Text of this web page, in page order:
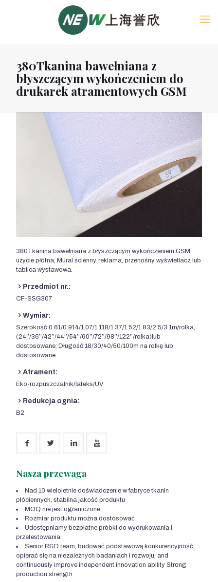
380Tkanina bawełniana z
błyszczącym wykończeniem do
drukarek atramentowych GSM
380Tkanina bawełniana z błyszczącym wykończeniem GSM,
użycie płótna, Mural ścienny, reklama, przenośny wyświetlacz lub
tablica wystawowa.
Przedmiot nr.:
CF-SSG307
Wymiar:
Szerokość:0.61/0.914/1.07/1.118/1.37/1.52/1.83/2.5/3.1m/rolka,
(24‘’/36’’/42’’/44’’/54’’/60’’/72’’/98’’/122’’/rolka)lub
dostosowane; Długość:18/30/40/50/100m na rolkę lub
dostosowane
Atrament:
Eko-rozpuszczalnik/lateks/UV
Redukcja ognia:
B2
Nasza przewaga
Nad 10 wieloletnie doświadczenie w fabryce tkanin
płóciennych, stabilna jakość produktu
MOQ nie jest ograniczone
Rozmiar produktu można dostosować
Udostępniamy bezpłatne próbki do wydrukowania i
przetestowania
Senior R&D team, budować podstawową konkurencyjność,
opierać się na niezależnych badaniach i rozwoju, and
continuously improve independent innovation ability Strong
production strength